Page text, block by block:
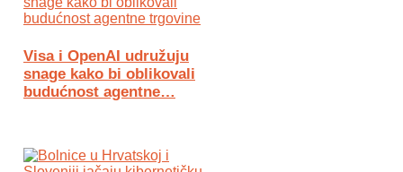
Visa i OpenAI udružuju
snage kako bi oblikovali
budućnost agentne…